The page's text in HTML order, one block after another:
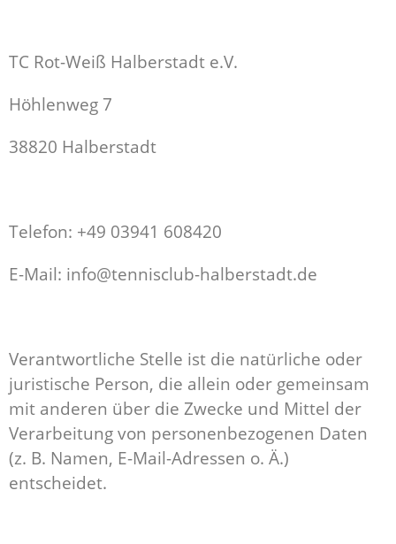
TC Rot-Weiß Halberstadt e.V.
Höhlenweg 7
38820 Halberstadt
Telefon: +49 03941 608420
E-Mail: info@tennisclub-halberstadt.de
Verantwortliche Stelle ist die natürliche oder
juristische Person, die allein oder gemeinsam
mit anderen über die Zwecke und Mittel der
Verarbeitung von personenbezogenen Daten
(z. B. Namen, E-Mail-Adressen o. Ä.)
entscheidet.